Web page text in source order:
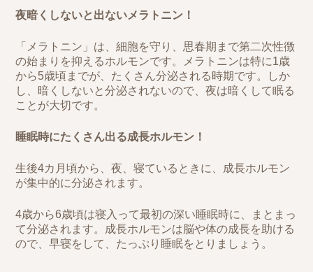
夜暗くしないと出ないメラトニン！
「メラトニン」は、細胞を守り、思春期まで第二次性徴
の始まりを抑えるホルモンです。メラトニンは特に1歳
から5歳頃までが、たくさん分泌される時期です。しか
し、暗くしないと分泌されないので、夜は暗くして眠る
ことが大切です。
睡眠時にたくさん出る成長ホルモン！
生後4カ月頃から、夜、寝ているときに、成長ホルモン
が集中的に分泌されます。
4歳から6歳頃は寝入って最初の深い睡眠時に、まとまっ
て分泌されます。成長ホルモンは脳や体の成長を助ける
ので、早寝をして、たっぷり睡眠をとりましょう。